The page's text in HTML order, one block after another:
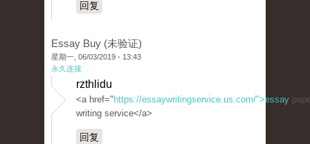
回复
Essay Buy (未验证)
星期一, 06/03/2019 - 13:43
永久连接
rzthlidu
<a href=" https://essaywritingservice.us.com/">essay
writing service</a>
回复